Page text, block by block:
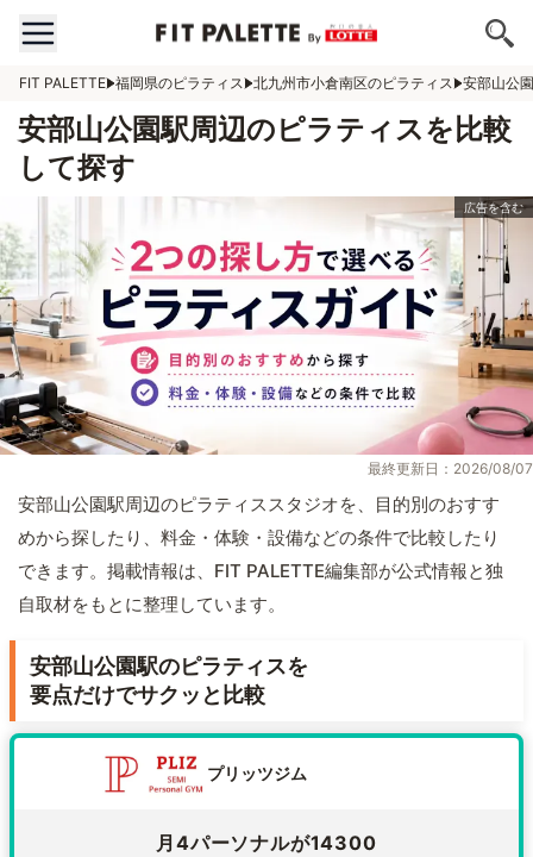
FIT PALETTE 福岡県のピラティス 北九州市小倉南区のピラティス 安部山公
安部山公園駅周辺のピラティスを比較
して探す
最終更新日：2026/08/07
安部山公園駅周辺のピラティススタジオを、目的別のおすす
めから探したり、料金・体験・設備などの条件で比較したり
できます。掲載情報は、FIT PALETTE編集部が公式情報と独
自取材をもとに整理しています。
安部山公園駅のピラティスを
要点だけでサクッと比較
プリッツジム
月4パーソナルが14300